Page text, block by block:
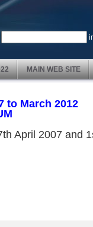
MAIN WEB SITE
to March 2012
April 2007 and